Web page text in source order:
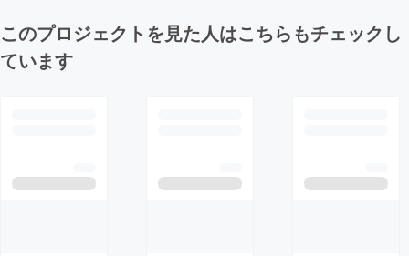
このプロジェクトを見た人はこちらもチェックし
ています